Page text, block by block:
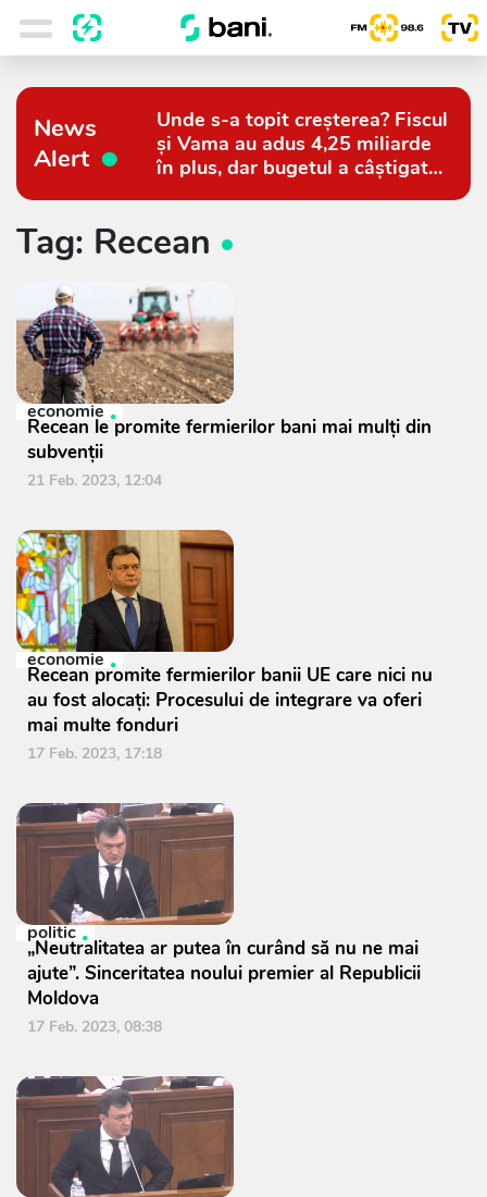
News
Alert
Unde s-a topit creșterea? Fiscul
și Vama au adus 4,25 miliarde
în plus, dar bugetul a câștigat
Tag: Recean
economie
Recean le promite fermierilor bani mai mulți din
subvenții
21 Feb. 2023, 12:04
economie
Recean promite fermierilor banii UE care nici nu
au fost alocați: Procesului de integrare va oferi
mai multe fonduri
17 Feb. 2023, 17:18
politic
„Neutralitatea ar putea în curând să nu ne mai
ajute”. Sinceritatea noului premier al Republicii
Moldova
17 Feb. 2023, 08:38